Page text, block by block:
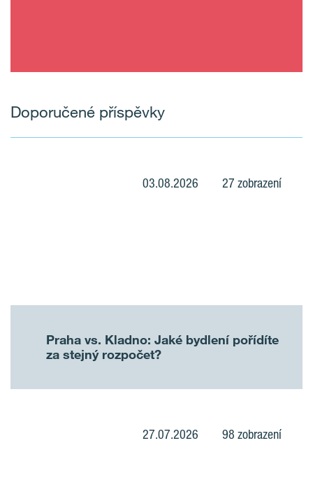
Doporučené příspěvky
03.08.2026 27 zobrazení
Praha vs. Kladno: Jaké bydlení pořídíte
za stejný rozpočet?
27.07.2026 98 zobrazení